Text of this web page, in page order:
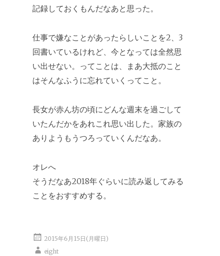
記録しておくもんだなあと思った。
仕事で嫌なことがあったらしいことを2、3
回書いているけれど、今となっては全然思
い出せない。ってことは、まあ大抵のこと
はそんなふうに忘れていくってこと。
長女が赤ん坊の頃にどんな週末を過ごして
いたんだかをあれこれ思い出した。家族の
ありようもうつろっていくんだなあ。
オレへ
そうだなあ2018年ぐらいに読み返してみる
ことをおすすめする。
2015年6月15日(月曜日)
eight